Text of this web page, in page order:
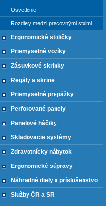
Osvetlenie
Rozdiely medzi pracovnými stolmi
Ergonomické stoličky
Priemyselné vozíky
Zásuvkové skrinky
Regály a skrine
Priemyselné prepážky
Perforované panely
Panelové háčiky
Skladovacie systémy
Zdravotnícky nábytok
Ergonomické súpravy
Náhradné diely a príslušenstvo
Služby ČR a SR